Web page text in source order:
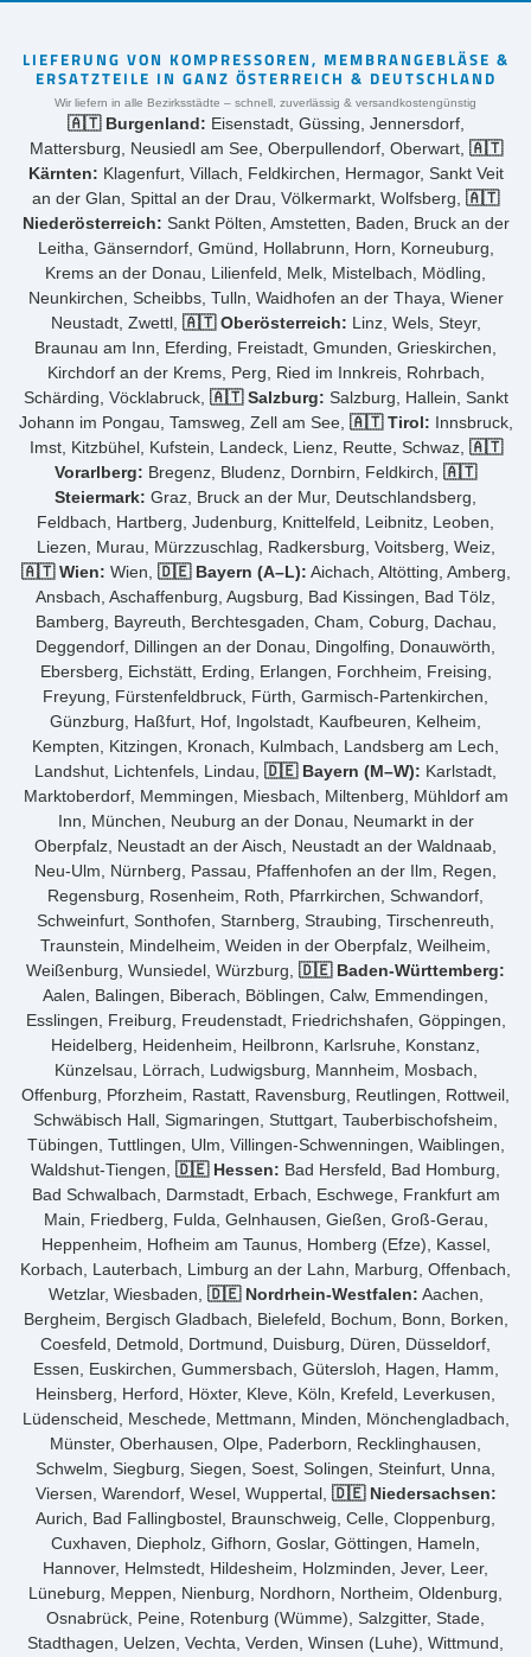
LIEFERUNG VON KOMPRESSOREN, MEMBRANGEBLÄSE &
ERSATZTEILE IN GANZ ÖSTERREICH & DEUTSCHLAND
Wir liefern in alle Bezirksstädte – schnell, zuverlässig & versandkostengünstig
🇦🇹 Burgenland: Eisenstadt, Güssing, Jennersdorf,
Mattersburg, Neusiedl am See, Oberpullendorf, Oberwart, 🇦🇹
Kärnten: Klagenfurt, Villach, Feldkirchen, Hermagor, Sankt Veit
an der Glan, Spittal an der Drau, Völkermarkt, Wolfsberg, 🇦🇹
Niederösterreich: Sankt Pölten, Amstetten, Baden, Bruck an der
Leitha, Gänserndorf, Gmünd, Hollabrunn, Horn, Korneuburg,
Krems an der Donau, Lilienfeld, Melk, Mistelbach, Mödling,
Neunkirchen, Scheibbs, Tulln, Waidhofen an der Thaya, Wiener
Neustadt, Zwettl, 🇦🇹 Oberösterreich: Linz, Wels, Steyr,
Braunau am Inn, Eferding, Freistadt, Gmunden, Grieskirchen,
Kirchdorf an der Krems, Perg, Ried im Innkreis, Rohrbach,
Schärding, Vöcklabruck, 🇦🇹 Salzburg: Salzburg, Hallein, Sankt
Johann im Pongau, Tamsweg, Zell am See, 🇦🇹 Tirol: Innsbruck,
Imst, Kitzbühel, Kufstein, Landeck, Lienz, Reutte, Schwaz, 🇦🇹
Vorarlberg: Bregenz, Bludenz, Dornbirn, Feldkirch, 🇦🇹
Steiermark: Graz, Bruck an der Mur, Deutschlandsberg,
Feldbach, Hartberg, Judenburg, Knittelfeld, Leibnitz, Leoben,
Liezen, Murau, Mürzzuschlag, Radkersburg, Voitsberg, Weiz,
🇦🇹 Wien: Wien, 🇩🇪 Bayern (A–L): Aichach, Altötting, Amberg,
Ansbach, Aschaffenburg, Augsburg, Bad Kissingen, Bad Tölz,
Bamberg, Bayreuth, Berchtesgaden, Cham, Coburg, Dachau,
Deggendorf, Dillingen an der Donau, Dingolfing, Donauwörth,
Ebersberg, Eichstätt, Erding, Erlangen, Forchheim, Freising,
Freyung, Fürstenfeldbruck, Fürth, Garmisch-Partenkirchen,
Günzburg, Haßfurt, Hof, Ingolstadt, Kaufbeuren, Kelheim,
Kempten, Kitzingen, Kronach, Kulmbach, Landsberg am Lech,
Landshut, Lichtenfels, Lindau, 🇩🇪 Bayern (M–W): Karlstadt,
Marktoberdorf, Memmingen, Miesbach, Miltenberg, Mühldorf am
Inn, München, Neuburg an der Donau, Neumarkt in der
Oberpfalz, Neustadt an der Aisch, Neustadt an der Waldnaab,
Neu-Ulm, Nürnberg, Passau, Pfaffenhofen an der Ilm, Regen,
Regensburg, Rosenheim, Roth, Pfarrkirchen, Schwandorf,
Schweinfurt, Sonthofen, Starnberg, Straubing, Tirschenreuth,
Traunstein, Mindelheim, Weiden in der Oberpfalz, Weilheim,
Weißenburg, Wunsiedel, Würzburg, 🇩🇪 Baden-Württemberg:
Aalen, Balingen, Biberach, Böblingen, Calw, Emmendingen,
Esslingen, Freiburg, Freudenstadt, Friedrichshafen, Göppingen,
Heidelberg, Heidenheim, Heilbronn, Karlsruhe, Konstanz,
Künzelsau, Lörrach, Ludwigsburg, Mannheim, Mosbach,
Offenburg, Pforzheim, Rastatt, Ravensburg, Reutlingen, Rottweil,
Schwäbisch Hall, Sigmaringen, Stuttgart, Tauberbischofsheim,
Tübingen, Tuttlingen, Ulm, Villingen-Schwenningen, Waiblingen,
Waldshut-Tiengen, 🇩🇪 Hessen: Bad Hersfeld, Bad Homburg,
Bad Schwalbach, Darmstadt, Erbach, Eschwege, Frankfurt am
Main, Friedberg, Fulda, Gelnhausen, Gießen, Groß-Gerau,
Heppenheim, Hofheim am Taunus, Homberg (Efze), Kassel,
Korbach, Lauterbach, Limburg an der Lahn, Marburg, Offenbach,
Wetzlar, Wiesbaden, 🇩🇪 Nordrhein-Westfalen: Aachen,
Bergheim, Bergisch Gladbach, Bielefeld, Bochum, Bonn, Borken,
Coesfeld, Detmold, Dortmund, Duisburg, Düren, Düsseldorf,
Essen, Euskirchen, Gummersbach, Gütersloh, Hagen, Hamm,
Heinsberg, Herford, Höxter, Kleve, Köln, Krefeld, Leverkusen,
Lüdenscheid, Meschede, Mettmann, Minden, Mönchengladbach,
Münster, Oberhausen, Olpe, Paderborn, Recklinghausen,
Schwelm, Siegburg, Siegen, Soest, Solingen, Steinfurt, Unna,
Viersen, Warendorf, Wesel, Wuppertal, 🇩🇪 Niedersachsen:
Aurich, Bad Fallingbostel, Braunschweig, Celle, Cloppenburg,
Cuxhaven, Diepholz, Gifhorn, Goslar, Göttingen, Hameln,
Hannover, Helmstedt, Hildesheim, Holzminden, Jever, Leer,
Lüneburg, Meppen, Nienburg, Nordhorn, Northeim, Oldenburg,
Osnabrück, Peine, Rotenburg (Wümme), Salzgitter, Stade,
Stadthagen, Uelzen, Vechta, Verden, Winsen (Luhe), Wittmund,